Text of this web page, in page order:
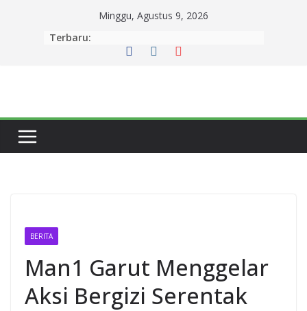
Minggu, Agustus 9, 2026
Terbaru:
BERITA
Man1 Garut Menggelar
Aksi Bergizi Serentak